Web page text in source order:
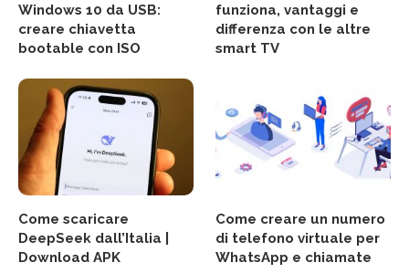
Windows 10 da USB:
creare chiavetta
bootable con ISO
funziona, vantaggi e
differenza con le altre
smart TV
Come scaricare
DeepSeek dall’Italia |
Download APK
Come creare un numero
di telefono virtuale per
WhatsApp e chiamate